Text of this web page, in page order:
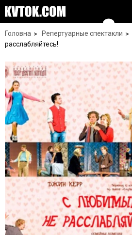
Головна Репертуарные спектакли
расслабляйтесь!